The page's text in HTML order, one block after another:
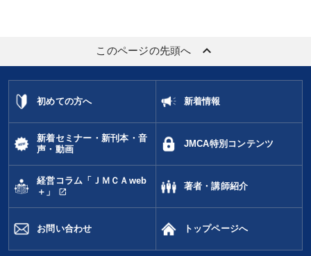
このページの先頭へ keyboard_arrow_up
初めての方へ 新着情報
新着セミナー・新刊本・音
声・動画
JMCA特別コンテンツ
経営コラム「ＪＭＣＡweb
＋」
open_in_new
著者・講師紹介
お問い合わせ トップページへ